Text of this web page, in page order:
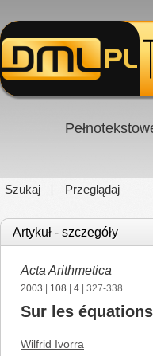
Szukaj Przeglądaj
Artykuł - szczegóły
Acta Arithmetica
2003 108 4 | 327-338
Sur les
Wilfrid Ivorra